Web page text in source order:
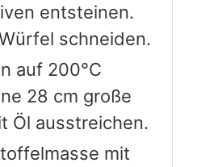
entsteinen.
schneiden.
auf 200°C
28 cm große
Öl ausstreichen.
mit